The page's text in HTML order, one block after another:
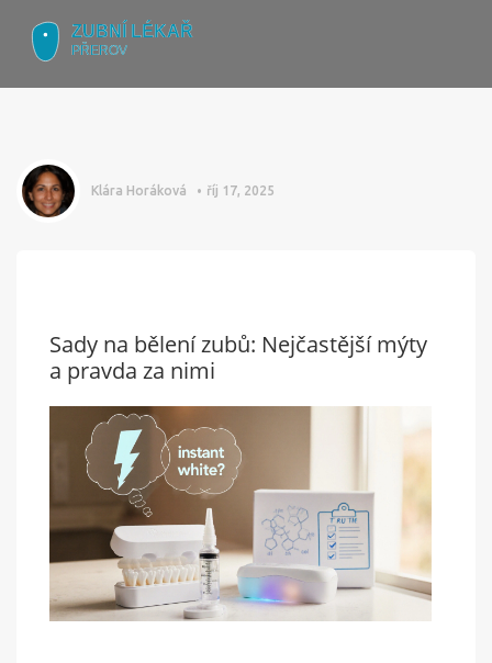
Klára Horáková říj 17, 2025
Sady na bělení zubů: Nejčastější mýty
a pravda za nimi